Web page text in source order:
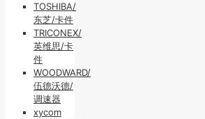
TOSHIBA/
东芝/卡件
TRICONEX/
英维思/卡
件
WOODWARD/
伍德沃德/
调速器
xycom